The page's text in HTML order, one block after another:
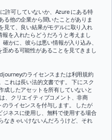
許可していないか、Azure にある特
る他の企業から聞いたことがありま
見て、良い結果がモデルに取り入れ
を入れたらどうだろうと考えまし
かに、彼らは悪い情報が入り込み、
める可能性があることを見てきまし
のライセンスまたは利用規約
これは長い法的文書です。 下にスク
成したアセットを所有していないと
、クリエイティブコメント、非商
ライセンスを付与します。 したが
ネスに使用し、無料で使用する場合
なきゃいけないんだろうけど、それ